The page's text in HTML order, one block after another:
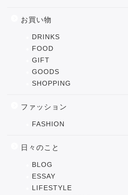
お買い物
DRINKS
FOOD
GIFT
GOODS
SHOPPING
ファッション
FASHION
日々のこと
BLOG
ESSAY
LIFESTYLE